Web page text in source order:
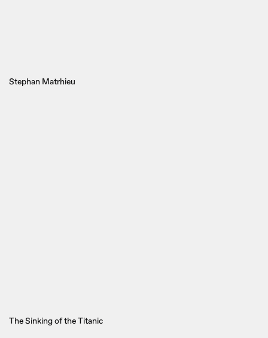
Stephan Matrhieu
The Sinking of the Titanic